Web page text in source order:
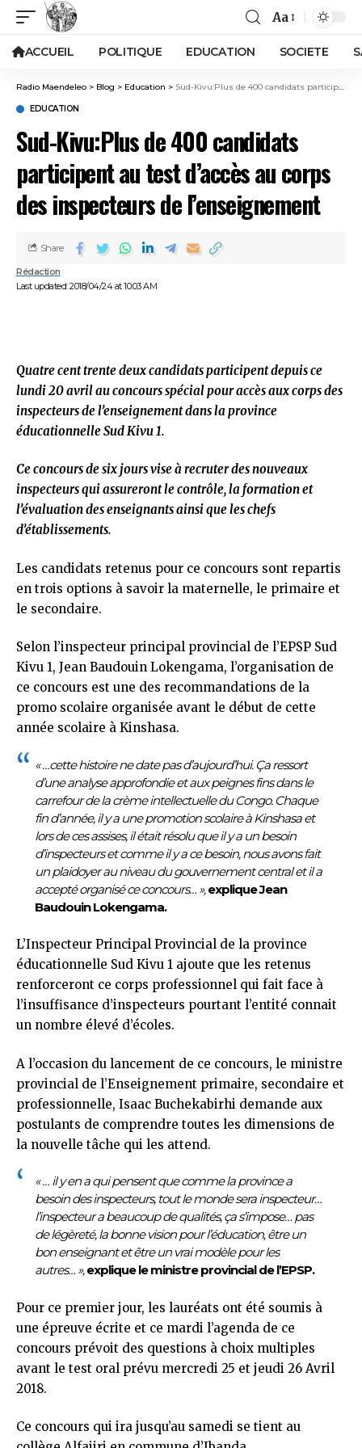
Aa
ACCUEIL POLITIQUE EDUCATION SOCIETE
Radio Maendeleo > Blog > Education > Sud-Kivu:Plus de 400 candidats participent au test d’accès au corps des inspecteurs de l’enseignement
EDUCATION
Sud-Kivu:Plus de 400 candidats
participent au test d’accès au corps
des inspecteurs de l’enseignement
Last updated: 2018/04/24 at 10:03 AM
Rédaction
Share
Quatre cent trente deux candidats participent depuis ce
lundi 20 avril au concours spécial pour accès aux corps des
inspecteurs de l’enseignement dans la province
éducationnelle Sud Kivu 1.
Ce concours de six jours vise à recruter des nouveaux
inspecteurs qui assureront le contrôle, la formation et
l’évaluation des enseignants ainsi que les chefs
d’établissements.
Les candidats retenus pour ce concours sont repartis
en trois options à savoir la maternelle, le primaire et
le secondaire.
Selon l’inspecteur principal provincial de l’EPSP Sud
Kivu 1, Jean Baudouin Lokengama, l’organisation de
ce concours est une des recommandations de la
promo scolaire organisée avant le début de cette
année scolaire à Kinshasa.
« …cette histoire ne date pas d’aujourd’hui. Ça ressort
d’une analyse approfondie et aux peignes fins dans le
carrefour de la crème intellectuelle du Congo. Chaque
fin d’année, il y a une promotion scolaire à Kinshasa et
lors de ces assises, il était résolu que il y a un besoin
d’inspecteurs et comme il y a ce besoin, nous avons fait
un plaidoyer au niveau du gouvernement central et il a
accepté organisé ce concours… »,explique Jean
Baudouin Lokengama.
L’Inspecteur Principal Provincial de la province
éducationnelle Sud Kivu 1 ajoute que les retenus
renforceront ce corps professionnel qui fait face à
l’insuffisance d’inspecteurs pourtant l’entité connait
un nombre élevé d’écoles.
A l’occasion du lancement de ce concours, le ministre
provincial de l’Enseignement primaire, secondaire et
professionnelle, Isaac Buchekabirhi demande aux
postulants de comprendre toutes les dimensions de
la nouvelle tâche qui les attend.
« … il y en a qui pensent que comme la province a
besoin des inspecteurs, tout le monde sera inspecteur…
l’inspecteur a beaucoup de qualités, ça s’impose… pas
de légèreté, la bonne vision pour l’éducation, être un
bon enseignant et être un vrai modèle pour les
autres… »,explique le ministre provincial de l’EPSP.
Pour ce premier jour, les lauréats ont été soumis à
une épreuve écrite et ce mardi l’agenda de ce
concours prévoit des questions à choix multiples
avant le test oral prévu mercredi 25 et jeudi 26 Avril
2018.
Ce concours qui ira jusqu’au samedi se tient au